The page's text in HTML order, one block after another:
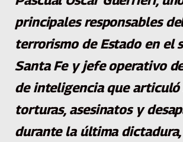
principales responsables
terrorismo de Estado en el
Santa Fe y jefe operativo
de inteligencia que articuló
torturas, asesinatos y
durante la última